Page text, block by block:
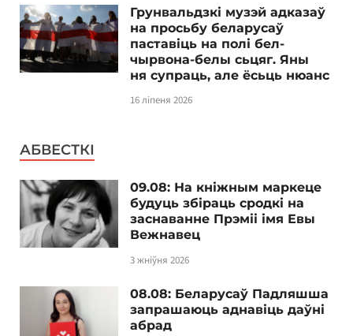
Грунвальдзкі музэй адказаў
на просьбу беларусаў
паставіць на полі бел-
чырвона-белы сьцяг. Яны
ня супраць, але ёсьць нюанс
16 ліпеня 2026
АБВЕСТКІ
09.08: На кніжным маркеце
будуць збіраць сродкі на
заснаванне Прэміі імя Евы
Вежнавец
3 жніўня 2026
08.08: Беларусаў Падляшша
запрашаюць аднавіць даўні
абрад